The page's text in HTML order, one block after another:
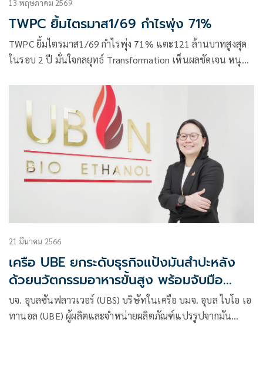
13 พฤษภาคม 2569
TWPC ยิ้มไตรมาส1/69 กำไรพุ่ง 71%
TWPC ยิ้มไตรมาส1/69 กำไรพุ่ง 71% แตะ121 ล้านบาทสูงสุด
ในรอบ 2 ปี มั่นใจกลยุทธ์ Transformation เห็นผลชัดเจน หนุน
และวินัยในการควบคุมต้นทุน
21 มีนาคม 2566
เครือ UBE ยกระดับธุรกิจแป้งมันสำปะหลัง
ด้วยนวัตกรรมอาหารขั้นสูง พร้อมจับมือ
พันธมิตรรุกธุรกิจ Food Tech
บจ. อุบลซันฟลาวเวอร์ (UBS) บริษัทในเครือ บมจ. อุบล ไบโอ เอ
ทานอล (UBE) ผู้ผลิตและจำหน่ายผลิตภัณฑ์แปรรูปจากมัน